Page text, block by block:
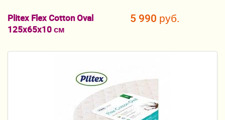
Конверты, муфты
Детский транспорт
Постельные принадлежности
Plitex Flex Cotton Oval
125x65x10 см
5 990 руб.